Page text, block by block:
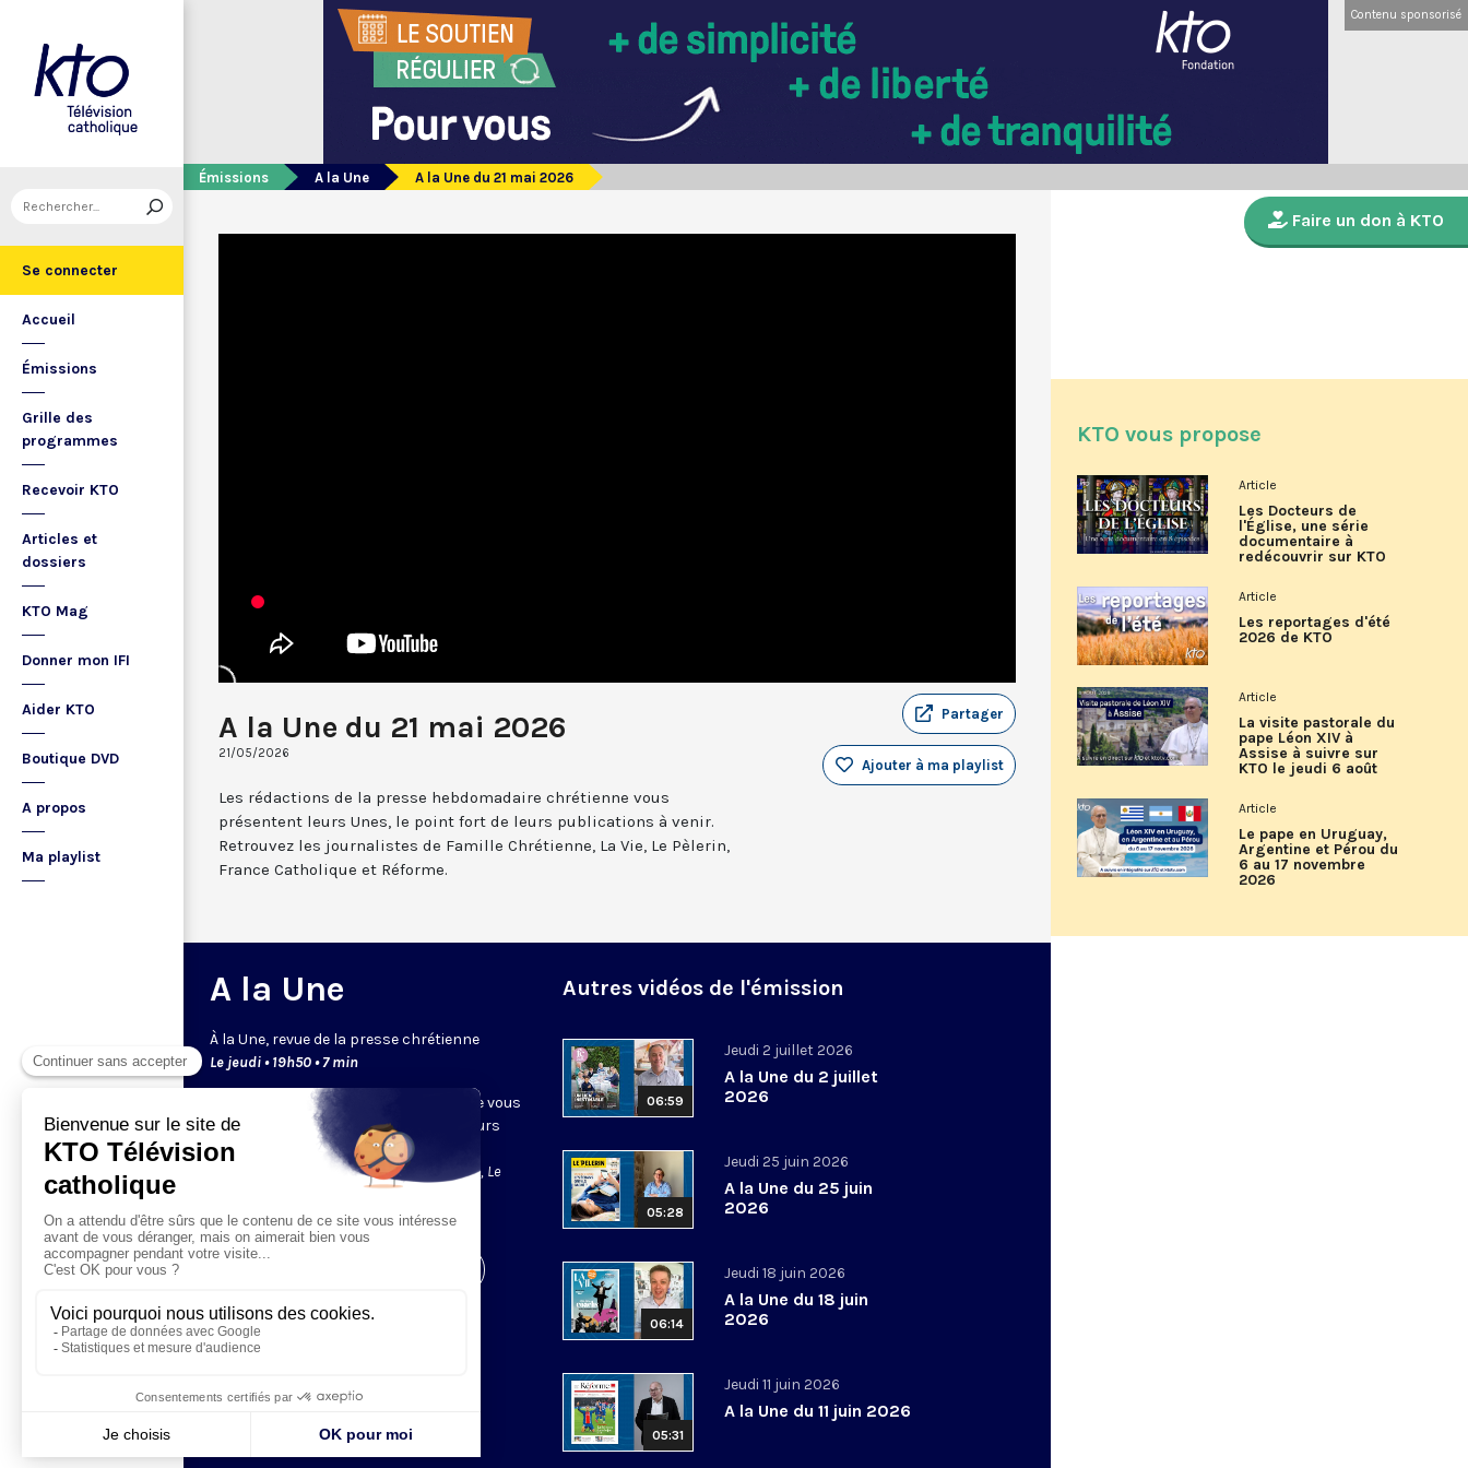
Se connecter
Accueil
Émissions
Grille des
programmes
Recevoir KTO
Articles et
dossiers
KTO Mag
Donner mon IFI
Aider KTO
Boutique DVD
A propos
Ma playlist
Contenu sponsorisé
Émissions A la Une A la Une du 21 mai 2026
A la Une du 21 mai 2026
21/05/2026
Partager
Ajouter à ma playlist
Les rédactions de la presse hebdomadaire chrétienne vous
présentent leurs Unes, le point fort de leurs publications à venir.
Retrouvez les journalistes de Famille Chrétienne, La Vie, Le Pèlerin,
France Catholique et Réforme.
A la Une
À la Une, revue de la presse chrétienne
Le jeudi • 19h50 • 7 min
Les rédactions de la presse chrétienne vous
présentent leur une, le point fort de leurs
publications à venir. Retrouvez les
Famille chrétienne, La Vie, Le
Pèlerin, France catholiqueetRéforme
Autres vidéos de l'émission
06:59
Jeudi 2 juillet 2026
A la Une du 2 juillet
2026
05:28
Jeudi 25 juin 2026
A la Une du 25 juin
2026
06:14
Jeudi 18 juin 2026
A la Une du 18 juin
2026
05:31
Jeudi 11 juin 2026
A la Une du 11 juin 2026
Faire un don à KTO
KTO vous propose
Article
Les Docteurs de
l'Église, une série
documentaire à
redécouvrir sur KTO
Article
Les reportages d'été
2026 de KTO
Article
La visite pastorale du
pape Léon XIV à
Assise à suivre sur
KTO le jeudi 6 août
Article
Le pape en Uruguay,
Argentine et Pérou du
6 au 17 novembre
2026